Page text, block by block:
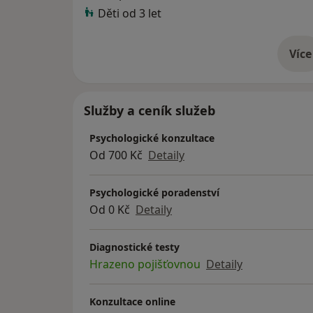
Děti od 3 let
Více
o
Služby a ceník služeb
Psychologické konzultace
Od 700 Kč Detaily
Psychologické poradenství
Od 0 Kč Detaily
Diagnostické testy
Hrazeno pojišťovnou Detaily
Konzultace online